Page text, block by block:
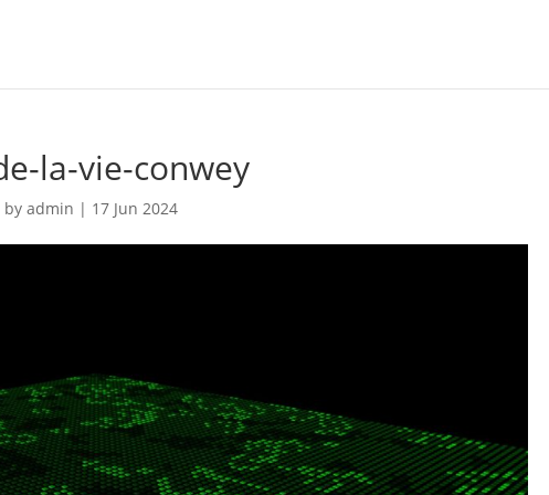
la-vie-conwey
by admin | 17 Jun 2024